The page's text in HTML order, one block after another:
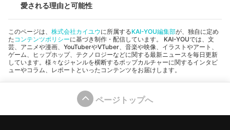
愛される理由と可能性
このページは、 株式会社カイユウに所属するKAI-YOU編集部が、独自に定め
た コンテンツポリシーに基づき制作・配信しています。 KAI-YOUでは、文
芸、アニメや漫画、YouTuberやVTuber、音楽や映像、イラストやアート、
ゲーム、ヒップホップ、テクノロジーなどに関する最新ニュースを毎日更新
しています。様々なジャンルを横断するポップカルチャーに関するインタビ
ューやコラム、レポートといったコンテンツをお届けします。
ページトップへ